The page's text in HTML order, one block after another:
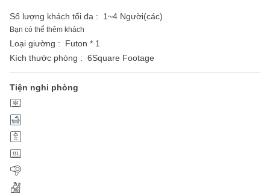
Số lượng khách tối đa : 1~4 Người(các)
Bạn có thể thêm khách
Loại giường :
Futon * 1
Kích thước phòng : 6Square Footage
Tiện nghi phòng